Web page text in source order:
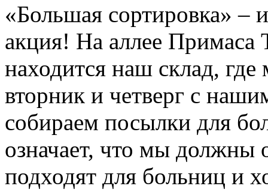
«Большая сортировка» –
акция! На аллее Примаса
находится наш склад,
вторник и четверг с
собираем посылки для
означает, что мы должны
подходят для больниц и